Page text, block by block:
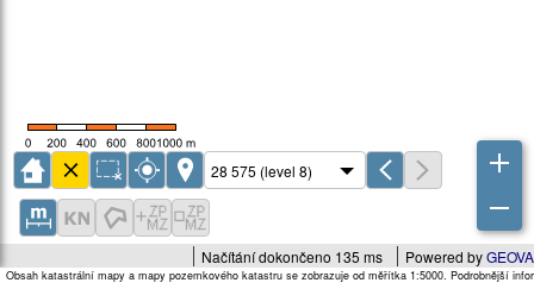
Powered by
Načítání dokončeno 135 ms
Obsah katastrální mapy a mapy pozemkového katastru se zobrazuje od měřítka 1:5000. Podrobnější